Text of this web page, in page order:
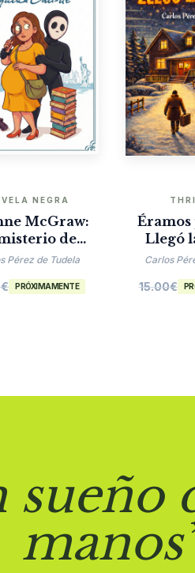
NEGRA
McGraw:
de
Christie
Pérez de Tudela
€ PRÓXIMAMENTE
Éramos
Llegó
Carlos
15.00€
sueño